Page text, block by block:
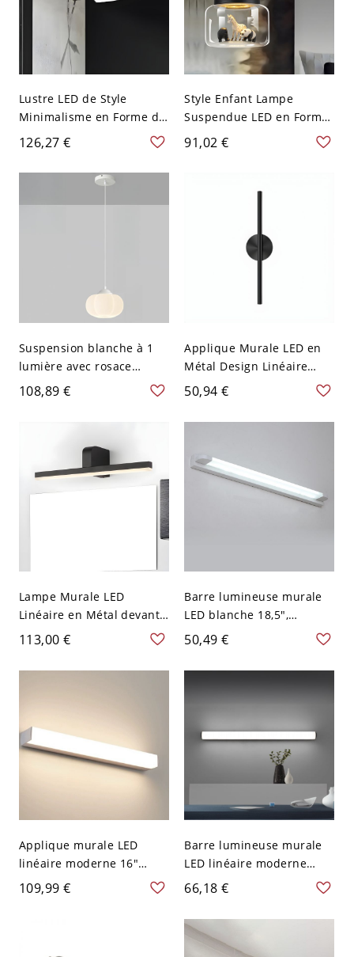
Lustre LED de Style
Minimalisme en Forme de
C Noir Métallique
Suspension pour Salle de
Réunion - 110 V-120 V
126,27 €
Style Enfant Lampe
Suspendue LED en Forme
de Tambour en Verre Clair
avec Raccord en Métal
Interne d'Animal - 110 V-
91,02 €
Suspension blanche à 1
lumière avec rosace
ronde, accent en bois et
abat-jour en plastique,
108,89 €
Applique Murale LED en
Métal Design Linéaire
Éclairage Mural Style
Contemporain - 110 V-120
V Noir Rond 59,69 cm
50,94 €
Lampe Murale LED
Linéaire en Métal devant
Miroir pour Salle de Bain
Applique Murale
Contemporaine - Noir 110
113,00 €
Barre lumineuse murale
LED blanche 18,5",
applique moderne en
métal pour miroir de salle
de bain, couloir ou
50,49 €
Applique murale LED
linéaire moderne 16"
argentée, métal, pour
miroir de salle de bain,
109,99 €
Barre lumineuse murale
LED linéaire moderne
31,5" en métal noir,
lumière blanche, pour
coiffeuse, salle de bain,
couloir ou miroir
66,18 €